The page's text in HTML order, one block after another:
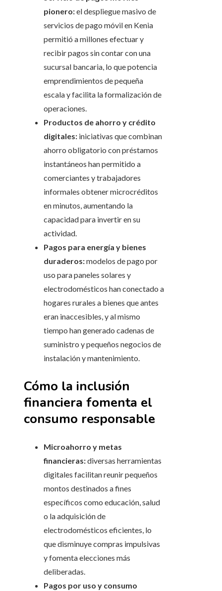
pionero:el despliegue masivo de
servicios de pago móvil en Kenia
permitió a millones efectuar y
recibir pagos sin contar con una
sucursal bancaria, lo que potencia
emprendimientos de pequeña
escala y facilita la formalización de
operaciones.
Productos de ahorro y crédito
digitales: iniciativas que combinan
ahorro obligatorio con préstamos
instantáneos han permitido a
comerciantes y trabajadores
informales obtener microcréditos
en minutos, aumentando la
capacidad para invertir en su
actividad.
Pagos para energía y bienes
duraderos:modelos de pago por
uso para paneles solares y
electrodomésticos han conectado a
hogares rurales a bienes que antes
eran inaccesibles, y al mismo
tiempo han generado cadenas de
suministro y pequeños negocios de
instalación y mantenimiento.
Cómo la inclusión
financiera fomenta el
consumo responsable
Microahorro y metas
financieras:diversas herramientas
digitales facilitan reunir pequeños
montos destinados a fines
específicos como educación, salud
o la adquisición de
electrodomésticos eficientes, lo
que disminuye compras impulsivas
y fomenta elecciones más
deliberadas.
Pagos por uso y consumo